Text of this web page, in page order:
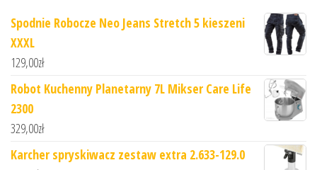
Spodnie Robocze Neo Jeans Stretch 5 kieszeni
XXXL
129,00zł
Robot Kuchenny Planetarny 7L Mikser Care Life
2300
329,00zł
Karcher spryskiwacz zestaw extra 2.633-129.0